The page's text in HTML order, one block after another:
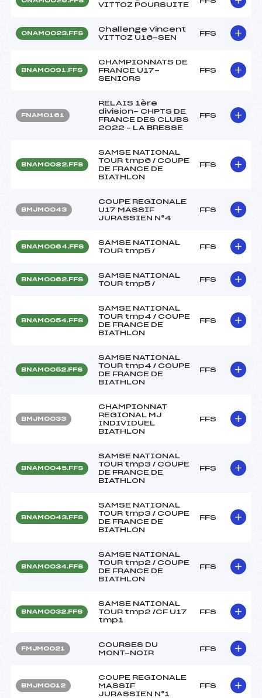
VITTOZ POURSUITE
ONAM0023.FFS
Challenge Vincent
VITTOZ U16-SEN
FFS
BNAM0091.FFS
CHAMPIONNATS DE
FRANCE U17-
SENIORS
FFS
FNAM0161
RELAIS 1ère
division- CHPTS DE
FRANCE DES CLUBS
2022 – LA BRESSE
FFS
BNAM0082.FFS
SAMSE NATIONAL
TOUR tmp6 / COUPE
DE FRANCE DE
BIATHLON
FFS
BMJM0043
COUPE REGIONALE
U17 MASSIF
JURASSIEN N°4
FFS
BNAM0064.FFS
SAMSE NATIONAL
TOUR tmp5 /
FFS
BNAM0062.FFS
SAMSE NATIONAL
TOUR tmp5 /
FFS
BNAM0054.FFS
SAMSE NATIONAL
TOUR tmp4 / COUPE
DE FRANCE DE
BIATHLON
FFS
BNAM0052.FFS
SAMSE NATIONAL
TOUR tmp4 / COUPE
DE FRANCE DE
BIATHLON
FFS
BMJM0033
CHAMPIONNAT
REGIONAL MJ
INDIVIDUEL
BIATHLON
FFS
BNAM0045.FFS
SAMSE NATIONAL
TOUR tmp3 / COUPE
DE FRANCE DE
BIATHLON
FFS
BNAM0043.FFS
SAMSE NATIONAL
TOUR tmp3 / COUPE
DE FRANCE DE
BIATHLON
FFS
BNAM0034.FFS
SAMSE NATIONAL
TOUR tmp2 / COUPE
DE FRANCE DE
BIATHLON
FFS
BNAM0032.FFS
SAMSE NATIONAL
TOUR tmp2 /CF U17
tmp1
FFS
FMJM0021
COURSES DU
MONT-NOIR
FFS
BMJM0012
COUPE REGIONALE
MASSIF
JURASSIEN N°1
FFS